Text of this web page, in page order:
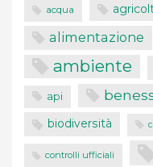
acqua
alimentazione
ambiente
api
biodiversità
controlli ufficiali